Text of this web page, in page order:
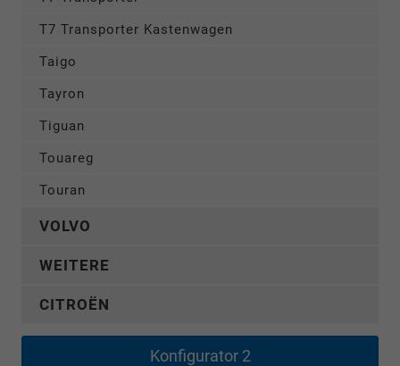
T7 Transporter Kastenwagen
Taigo
Tayron
Tiguan
Touareg
Touran
VOLVO
WEITERE
CITROËN
Konfigurator 2